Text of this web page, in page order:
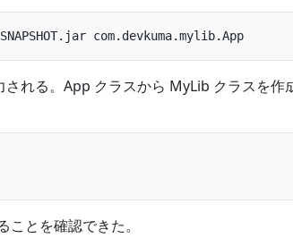
れる。App クラスから MyLib クラスを作
とを確認できた。